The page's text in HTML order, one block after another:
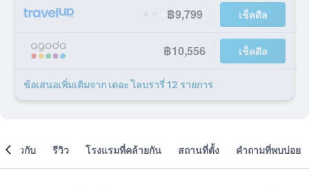
฿9,799 เช็คดีล
฿10,556 เช็คดีล
ข้อเสนอเพิ่มเติมจาก เดอะ ไลบรารี่ 12 รายการ
เกี่ยวกับ รีวิว โรงแรมที่คล้ายกัน สถานที่ตั้ง คำถามที่พบบ่อย